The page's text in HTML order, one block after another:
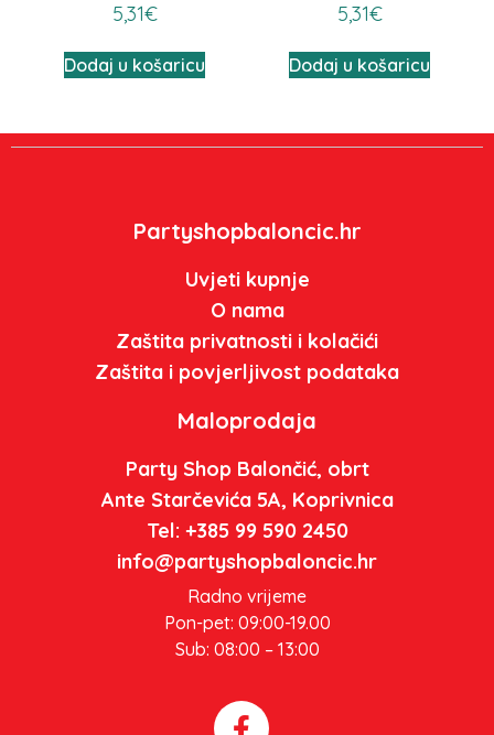
5,31€
Dodaj u košaricu
5,31€
Dodaj u košaricu
Partyshopbaloncic.hr
Uvjeti kupnje
O nama
Zaštita privatnosti i kolačići
Zaštita i povjerljivost podataka
Maloprodaja
Party Shop Balončić, obrt
Ante Starčevića 5A, Koprivnica
Tel: +385 99 590 2450
info@partyshopbaloncic.hr
Radno vrijeme
Pon-pet: 09:00-19.00
Sub: 08:00 – 13:00